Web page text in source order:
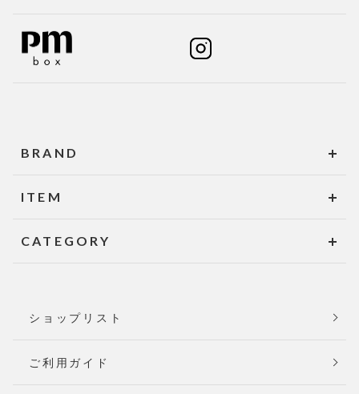
BRAND
ITEM
CATEGORY
ショップリスト
ご利用ガイド